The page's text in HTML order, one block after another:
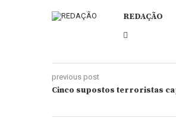
REDAÇÃO
previous post
Cinco supostos terroristas